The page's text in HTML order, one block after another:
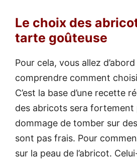
Le choix des
tarte goûteuse
Pour cela, vous allez
comprendre comment
C’est la base d’une recette
des abricots sera fortement
dommage de tomber sur
sont pas frais. Pour
sur la peau de l’abricot.